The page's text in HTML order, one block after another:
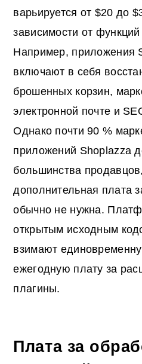
варьируется от $20 до
зависимости от
Например, приложения
включают в себя
брошенных корзин,
электронной почте и
Однако почти 90 %
приложений Shoplazza
большинства
дополнительная плата
обычно не нужна.
открытым исходным
взимают
ежегодную плату за
плагины.
Плата за